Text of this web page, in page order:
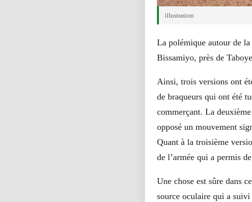
illustration
La polémique autour de
Bissamiyo, près de
Ainsi, trois versions ont
de braqueurs qui ont été
commerçant. La
opposé un mouvement
Quant à la troisième
de l’armée qui a permis
Une chose est sûre dans
source oculaire qui a